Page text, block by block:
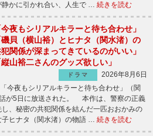
かに引かれ合い、人生で … 続きを読む
今夜もシリアルキラーと待ち合わせ」
磯貝（横山裕）とヒナタ（関水渚）の
関係が深まってきているのがいい」
縦山裕二さんのグッズ欲しい」
ドラマ
2026年8月6日
今夜もシリアルキラーと待ち合わせ」（関
が5日に放送された。 本作は、警察の正義
、秘密の共犯関係を結んだ一匹おおかみの
ヒナタ（関水渚）の物語 … 続きを読む